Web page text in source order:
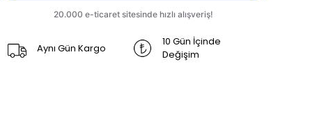
Aynı Gün Kargo
10 Gün İçinde
Değişim